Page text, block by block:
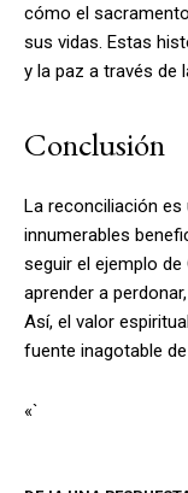
cómo el
sus vidas. Estas
y la paz a través de
Conclusión
La reconciliación
innumerables
seguir el ejemplo
aprender a
Así, el valor
fuente inagotable
«`